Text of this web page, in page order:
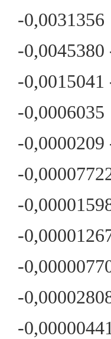
-0,0031356
-0,0045380
-0,0015041
-0,0006035
-0,0000209
-
-
-
-
-
-